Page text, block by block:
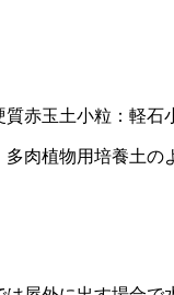
赤玉土小粒：軽
肉植物用培養土